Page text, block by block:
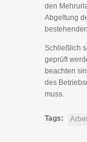
den
Abgeltung
Schließlich
geprüft
beachten
des
muss.
Tags: